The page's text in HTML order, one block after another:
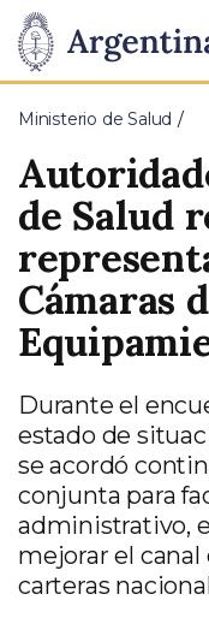
Presidencia
de
Nación
Pasar al contenido
Ministerio de Salud
de Salud
Cámaras
Durante el
estado de
se acordó
conjunta para
administrativo,
mejorar el
carteras